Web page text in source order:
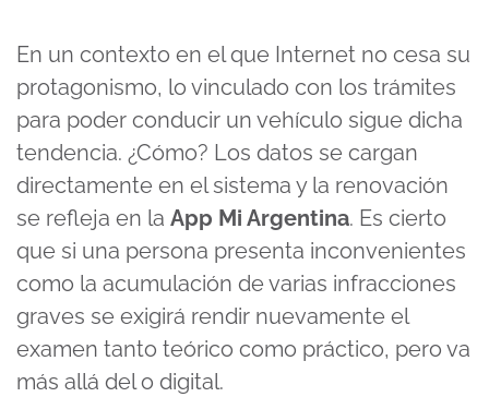
En un contexto en el que Internet no cesa su
protagonismo, lo vinculado con los trámites
para poder conducir un vehículo sigue dicha
tendencia. ¿Cómo? Los datos se cargan
directamente en el sistema y la renovación
se refleja en la App Mi Argentina. Es cierto
que si una persona presenta inconvenientes
como la acumulación de varias infracciones
graves se exigirá rendir nuevamente el
examen tanto teórico como práctico, pero va
más allá del o digital.